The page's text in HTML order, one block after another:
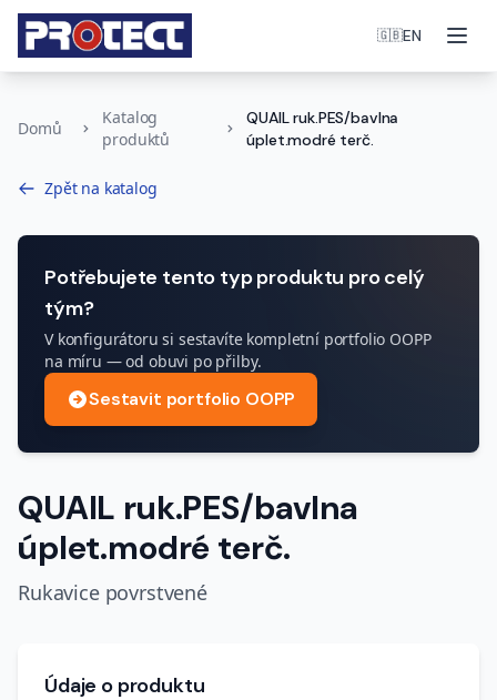
🇬🇧EN
Domů
Katalog
produktů
QUAIL ruk.PES/bavlna
úplet.modré terč.
Zpět na katalog
Potřebujete tento typ produktu pro celý
tým?
V konfigurátoru si sestavíte kompletní portfolio OOPP
na míru — od obuvi po přilby.
Sestavit portfolio OOPP
QUAIL ruk.PES/bavlna
úplet.modré terč.
Rukavice povrstvené
Údaje o produktu